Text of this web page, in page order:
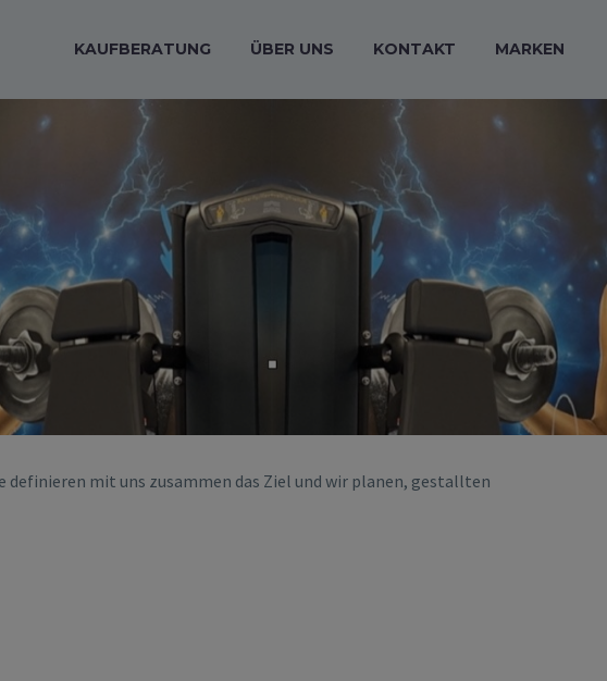
KAUFBERATUNG ÜBER UNS KONTAKT MARKEN
definieren mit uns zusammen das Ziel und wir planen, gestallten